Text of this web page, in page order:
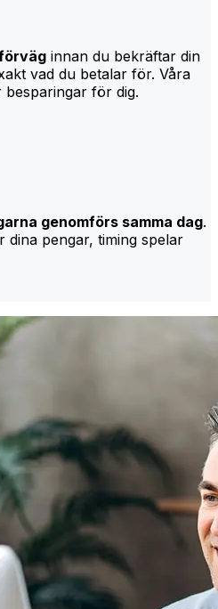
innan du bekräftar din
vad du betalar för. Våra
besparingar för dig.
genomförs samma dag.
pengar, timing spelar